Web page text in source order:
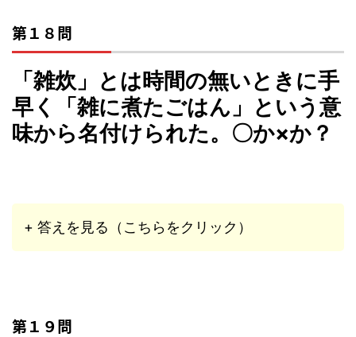
第１８問
「雑炊」とは時間の無いときに手
早く「雑に煮たごはん」という意
味から名付けられた。〇か×か？
+ 答えを見る（こちらをクリック）
第１９問